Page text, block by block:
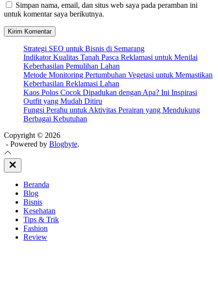
Simpan nama, email, dan situs web saya pada peramban ini
untuk komentar saya berikutnya.
Strategi SEO untuk Bisnis di Semarang
Indikator Kualitas Tanah Pasca Reklamasi untuk Menilai
Keberhasilan Pemulihan Lahan
Metode Monitoring Pertumbuhan Vegetasi untuk Memastikan
Keberhasilan Reklamasi Lahan
Kaos Polos Cocok Dipadukan dengan Apa? Ini Inspirasi
Outfit yang Mudah Ditiru
Fungsi Perahu untuk Aktivitas Perairan yang Mendukung
Berbagai Kebutuhan
Copyright © 2026
- Powered by Blogbyte.
Close
Off
Beranda
Blog
Bisnis
Kesehatan
Tips & Trik
Fashion
Review